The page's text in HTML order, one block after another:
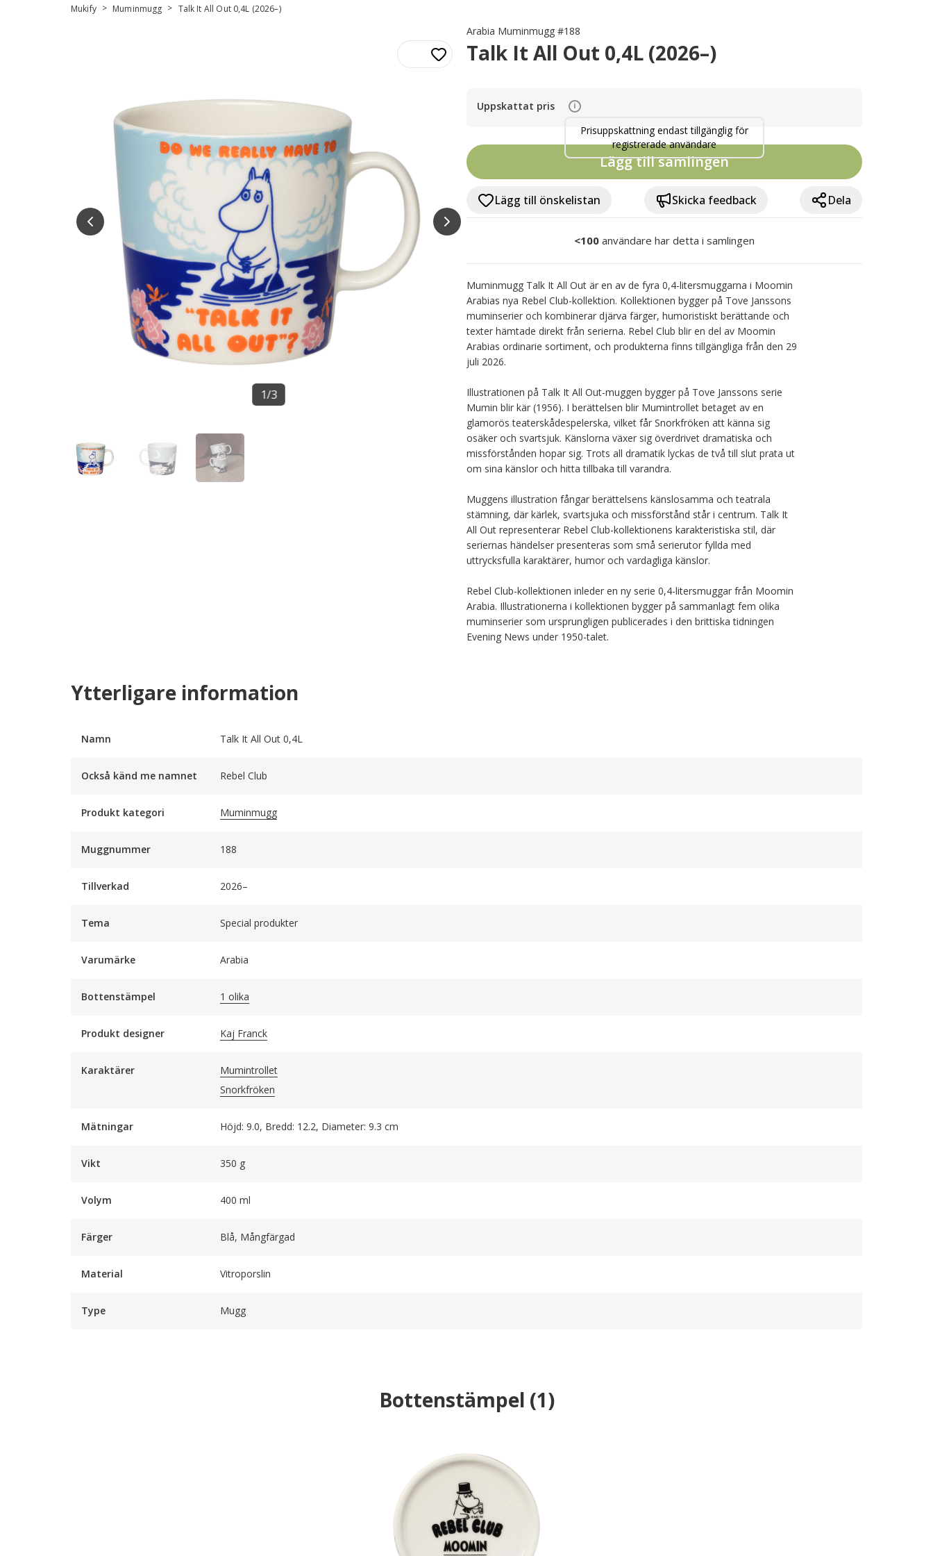
Mukify > Muminmugg > Talk It All Out 0,4L (2026–)
1/3
Arabia Muminmugg #188
Talk It All Out 0,4L (2026–)
Uppskattat pris i
Prisuppskattning endast tillgänglig för
registrerade användare
Lägg till samlingen
Lägg till önskelistan Skicka feedback Dela
<100 användare har detta i samlingen
Muminmugg Talk It All Out är en av de fyra 0,4-litersmuggarna i Moomin
Arabias nya Rebel Club-kollektion. Kollektionen bygger på Tove Janssons
muminserier och kombinerar djärva färger, humoristiskt berättande och
texter hämtade direkt från serierna. Rebel Club blir en del av Moomin
Arabias ordinarie sortiment, och produkterna finns tillgängliga från den 29
juli 2026.
Illustrationen på Talk It All Out-muggen bygger på Tove Janssons serie
Mumin blir kär (1956). I berättelsen blir Mumintrollet betaget av en
glamorös teaterskådespelerska, vilket får Snorkfröken att känna sig
osäker och svartsjuk. Känslorna växer sig överdrivet dramatiska och
missförstånden hopar sig. Trots all dramatik lyckas de två till slut prata ut
om sina känslor och hitta tillbaka till varandra.
Muggens illustration fångar berättelsens känslosamma och teatrala
stämning, där kärlek, svartsjuka och missförstånd står i centrum. Talk It
All Out representerar Rebel Club-kollektionens karakteristiska stil, där
seriernas händelser presenteras som små serierutor fyllda med
uttrycksfulla karaktärer, humor och vardagliga känslor.
Rebel Club-kollektionen inleder en ny serie 0,4-litersmuggar från Moomin
Arabia. Illustrationerna i kollektionen bygger på sammanlagt fem olika
muminserier som ursprungligen publicerades i den brittiska tidningen
Evening News under 1950-talet.
Ytterligare information
Namn Talk It All Out 0,4L
Också känd me namnet Rebel Club
Produkt kategori Muminmugg
Muggnummer 188
Tillverkad 2026–
Tema Special produkter
Varumärke Arabia
Bottenstämpel 1 olika
Produkt designer Kaj Franck
Karaktärer
Mumintrollet
Snorkfröken
Mätningar Höjd: 9.0, Bredd: 12.2, Diameter: 9.3 cm
Vikt 350 g
Volym 400 ml
Färger Blå, Mångfärgad
Material Vitroporslin
Type Mugg
Bottenstämpel (1)